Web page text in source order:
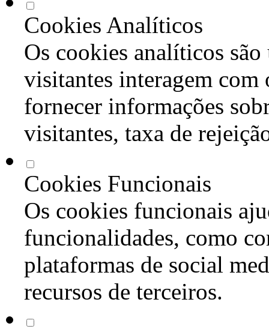
Cookies Analíticos
Os cookies analíticos são
visitantes interagem com
fornecer informações
visitantes, taxa de
Cookies Funcionais
Os cookies funcionais
funcionalidades, como
plataformas de social
recursos de terceiros.